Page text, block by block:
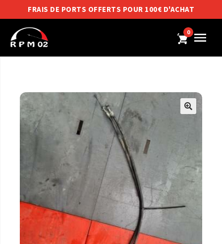
FRAIS DE PORTS OFFERTS POUR 100€ D'ACHAT
0